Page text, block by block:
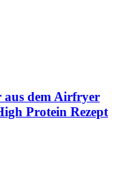
aus dem Airfryer
Protein Rezept